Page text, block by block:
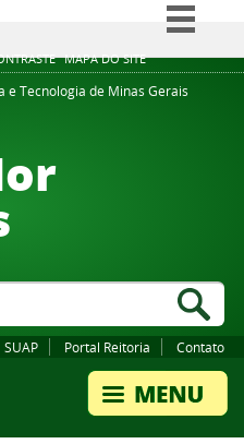
MAPA DO SITE
Simplifique!
Comunica BR
e Tecnologia de Minas Gerais
SUAP Portal Reitoria Contato